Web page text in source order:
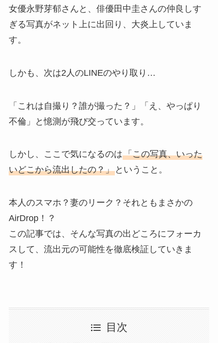
女優永野芽郁さんと、俳優田中圭さんの仲良しす
ぎる写真がネット上に出回り、大炎上していま
す。
しかも、次は2人のLINEのやり取り…
「これは自撮り？誰が撮った？」「え、やっぱり
不倫」と憶測が飛び交っています。
しかし、ここで気になるのは「この写真、いった
いどこから流出したの？」ということ。
本人のスマホ？妻のリーク？それともまさかの
AirDrop！？
この記事では、そんな写真の出どころにフォーカ
スして、流出元の可能性を徹底検証していきま
す！
目次